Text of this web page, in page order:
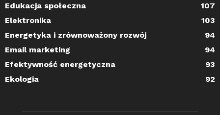
Edukacja społeczna
107
Elektronika
103
Energetyka i zrównoważony rozwój
94
Email marketing
94
Efektywność energetyczna
93
Ekologia
92